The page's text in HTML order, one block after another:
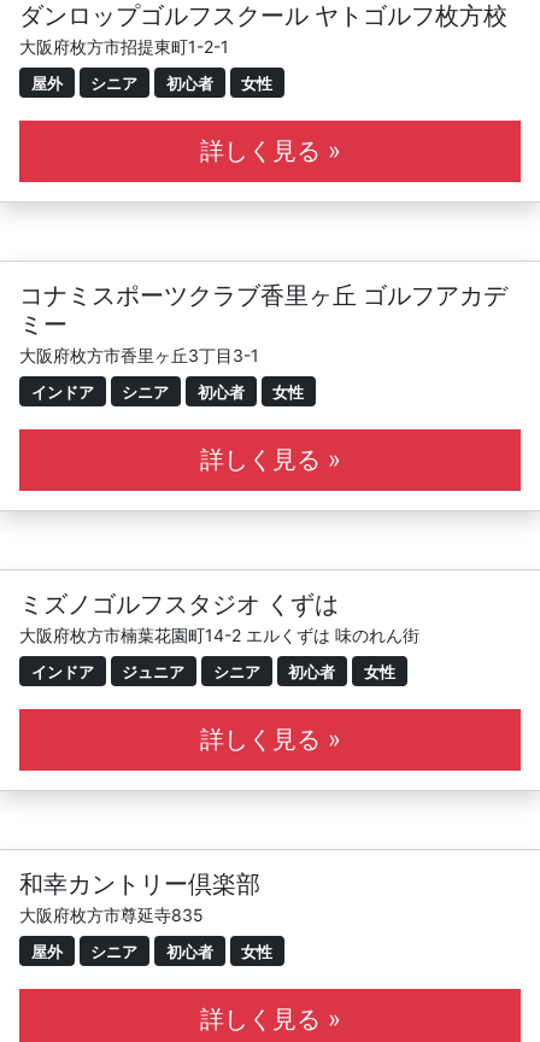
ダンロップゴルフスクール ヤトゴルフ枚方校
大阪府枚方市招提東町1-2-1
屋外 シニア 初心者 女性
詳しく見る »
コナミスポーツクラブ香里ヶ丘 ゴルフアカデ
ミー
大阪府枚方市香里ヶ丘3丁目3-1
インドア シニア 初心者 女性
詳しく見る »
ミズノゴルフスタジオ くずは
大阪府枚方市楠葉花園町14-2 エルくずは 味のれん街
インドア ジュニア シニア 初心者 女性
詳しく見る »
和幸カントリー倶楽部
大阪府枚方市尊延寺835
屋外 シニア 初心者 女性
詳しく見る »